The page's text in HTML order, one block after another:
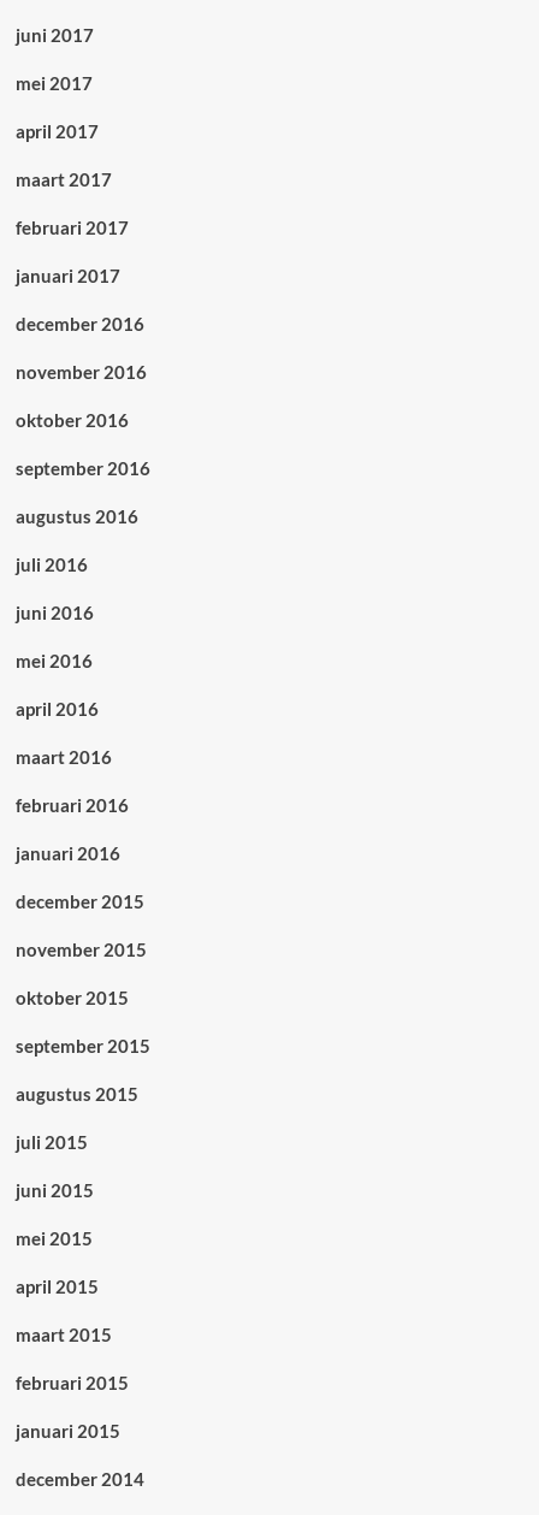
juni 2017
mei 2017
april 2017
maart 2017
februari 2017
januari 2017
december 2016
november 2016
oktober 2016
september 2016
augustus 2016
juli 2016
juni 2016
mei 2016
april 2016
maart 2016
februari 2016
januari 2016
december 2015
november 2015
oktober 2015
september 2015
augustus 2015
juli 2015
juni 2015
mei 2015
april 2015
maart 2015
februari 2015
januari 2015
december 2014